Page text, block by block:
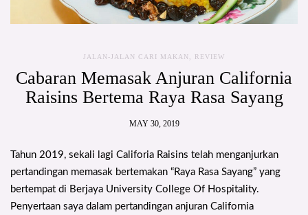
JALAN-JALAN CARI MAKAN REVIEW
Cabaran Memasak Anjuran California
Raisins Bertema Raya Rasa Sayang
MAY 30, 2019
Tahun 2019, sekali lagi Califoria Raisins telah menganjurkan
pertandingan memasak bertemakan “Raya Rasa Sayang” yang
bertempat di Berjaya University College Of Hospitality.
Penyertaan saya dalam pertandingan anjuran California